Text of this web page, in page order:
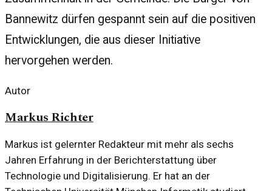
Bannewitz dürfen gespannt sein auf die positiven
Entwicklungen, die aus dieser Initiative
hervorgehen werden.
Autor
Markus Richter
Markus ist gelernter Redakteur mit mehr als sechs
Jahren Erfahrung in der Berichterstattung über
Technologie und Digitalisierung. Er hat an der